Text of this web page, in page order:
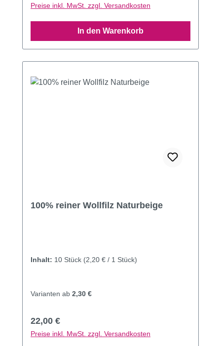
Preise inkl. MwSt. zzgl. Versandkosten
In den Warenkorb
100% reiner Wollfilz Naturbeige
Inhalt: 10 Stück (2,20 € / 1 Stück)
Varianten ab 2,30 €
Regulärer Preis:
22,00 €
Preise inkl. MwSt. zzgl. Versandkosten